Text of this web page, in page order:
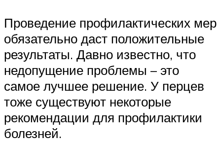
Проведение профилактических мер
обязательно даст положительные
результаты. Давно известно, что
недопущение проблемы – это
самое лучшее решение. У перцев
тоже существуют некоторые
рекомендации для профилактики
болезней.